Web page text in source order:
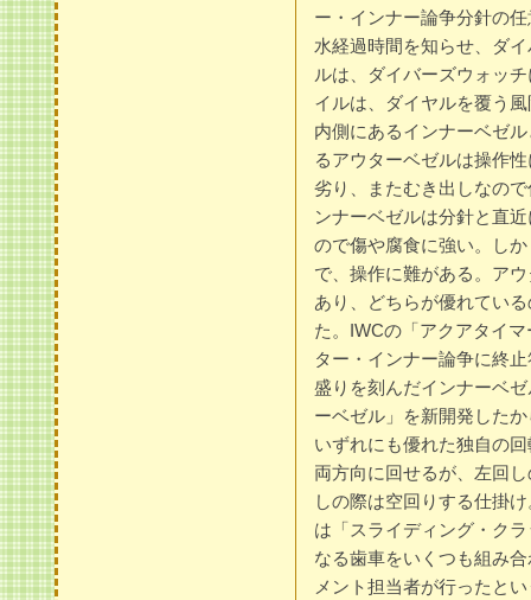
ー・インナー論争分針の
水経過時間を知らせ、ダ
ルは、ダイバーズウォッ
イルは、ダイヤルを覆う
内側にあるインナーベゼ
るアウターベゼルは操作
劣り、またむき出しなの
ンナーベゼルは分針と直
ので傷や腐食に強い。し
で、操作に難がある。ア
あり、どちらが優れてい
た。IWCの「アクアタイ
ター・インナー論争に終
盛りを刻んだインナーベ
ーベゼル」を新開発した
いずれにも優れた独自の
両方向に回せるが、左回
しの際は空回りする仕掛
は「スライディング・ク
なる歯車をいくつも組み
メント担当者が行ったと